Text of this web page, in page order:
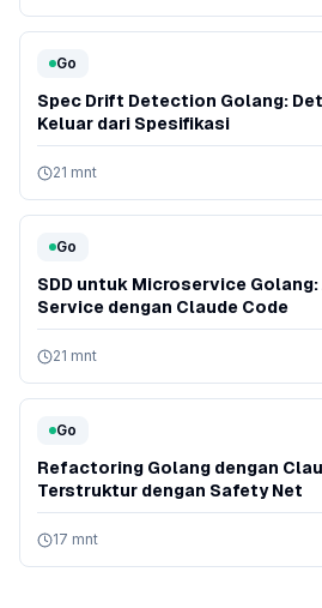
Go
Spec Drift Detection Golang:
Keluar dari Spesifikasi
21 mnt
Go
SDD untuk Microservice
Service dengan Claude Code
21 mnt
Go
Refactoring Golang dengan
Terstruktur dengan Safety Net
17 mnt